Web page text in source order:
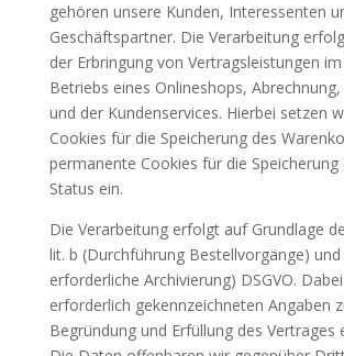
gehören unsere Kunden, Interessenten
Geschäftspartner. Die Verarbeitung
der Erbringung von Vertragsleistungen
Betriebs eines Onlineshops,
und der Kundenservices. Hierbei setzen
Cookies für die Speicherung des
permanente Cookies für die Speicherung
Status ein.
Die Verarbeitung erfolgt auf Grundlage
lit. b (Durchführung Bestellvorgänge) und
erforderliche Archivierung) DSGVO.
erforderlich gekennzeichneten Angaben
Begründung und Erfüllung des Vertrages